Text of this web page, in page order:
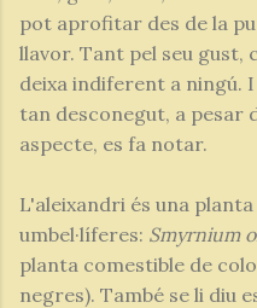
pot aprofitar des de la
llavor. Tant pel seu gust,
deixa indiferent a ningú.
tan desconegut, a pesar
aspecte, es fa notar.
L'aleixandri és una
umbel·líferes: Smyrnium
planta comestible de
negres). També se li diu